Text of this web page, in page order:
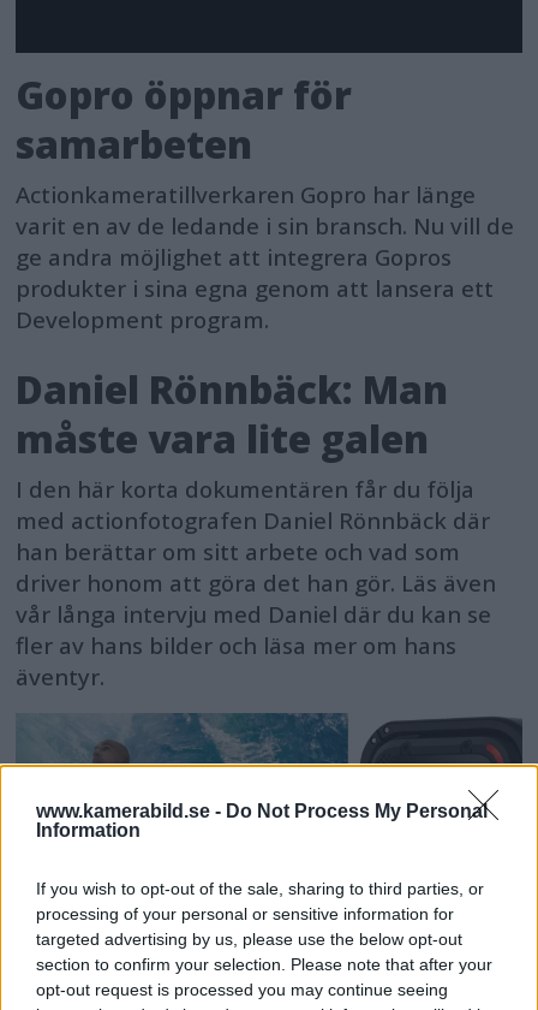
www.kamerabild.se - Do Not Process My Personal
Information
If you wish to opt-out of the sale, sharing to third parties, or
processing of your personal or sensitive information for
targeted advertising by us, please use the below opt-out
section to confirm your selection. Please note that after your
opt-out request is processed you may continue seeing
Gopro öppnar för
samarbeten
Actionkameratillverkaren Gopro har länge
varit en av de ledande i sin bransch. Nu vill de
ge andra möjlighet att integrera Gopros
produkter i sina egna genom att lansera ett
Development program.
Daniel Rönnbäck: Man
måste vara lite galen
I den här korta dokumentären får du följa
med actionfotografen Daniel Rönnbäck där
han berättar om sitt arbete och vad som
driver honom att göra det han gör. Läs även
vår långa intervju med Daniel där du kan se
fler av hans bilder och läsa mer om hans
äventyr.